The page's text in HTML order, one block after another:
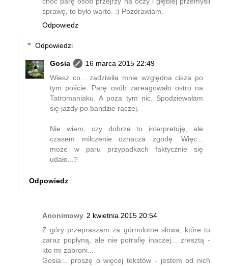
sprawę, to było warto. :) Pozdrawiam.
Odpowiedz
Odpowiedzi
Gosia
16 marca 2015 22:49
Wiesz co... zadziwiła mnie względna cisza po
tym poście. Parę osób zareagowało ostro na
Tatromaniaku. A poza tym nic. Spodziewałam
się jazdy po bandzie raczej.
Nie wiem, czy dobrze to interpretuję, ale
czasem milczenie oznacza zgodę. Więc...
może w paru przypadkach faktycznie się
udało...?
Odpowiedz
Anonimowy 2 kwietnia 2015 20:54
Z góry przepraszam za górnolotne słowa, które tu
zaraz popłyną, ale nie potrafię inaczej... zresztą -
kto mi zabroni...
Gosia... proszę o więcej tekstów - jestem od nich